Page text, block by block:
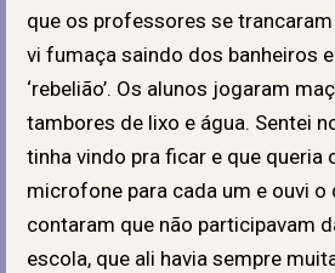
que os professores se trancaram
vi fumaça saindo dos banheiros
‘rebelião’. Os alunos jogaram
tambores de lixo e água. Sentei
tinha vindo pra ficar e que queria
microfone para cada um e ouvi o
contaram que não participavam
escola, que ali havia sempre